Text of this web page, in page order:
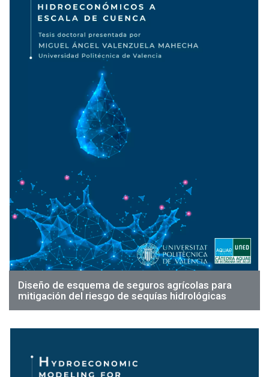
Diseño de esquema de seguros agrícolas para
mitigación del riesgo de sequías hidrológicas